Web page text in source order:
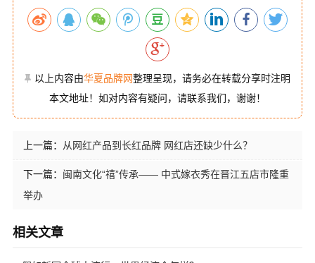
以上内容由华夏品牌网整理呈现，请务必在转载分享时注明
本文地址！如对内容有疑问，请联系我们，谢谢！
上一篇： 从网红产品到长红品牌 网红店还缺少什么？
下一篇： 闽南文化“禧”传承—— 中式嫁衣秀在晋江五店市隆重
举办
相关文章